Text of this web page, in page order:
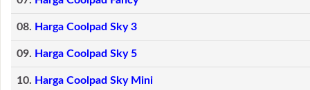
08. Harga Coolpad Sky 3
09. Harga Coolpad Sky 5
10. Harga Coolpad Sky Mini